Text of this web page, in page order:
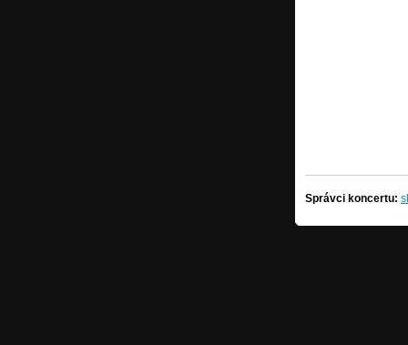
Správci koncertu: